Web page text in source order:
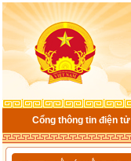
Cổng thông tin điện tử